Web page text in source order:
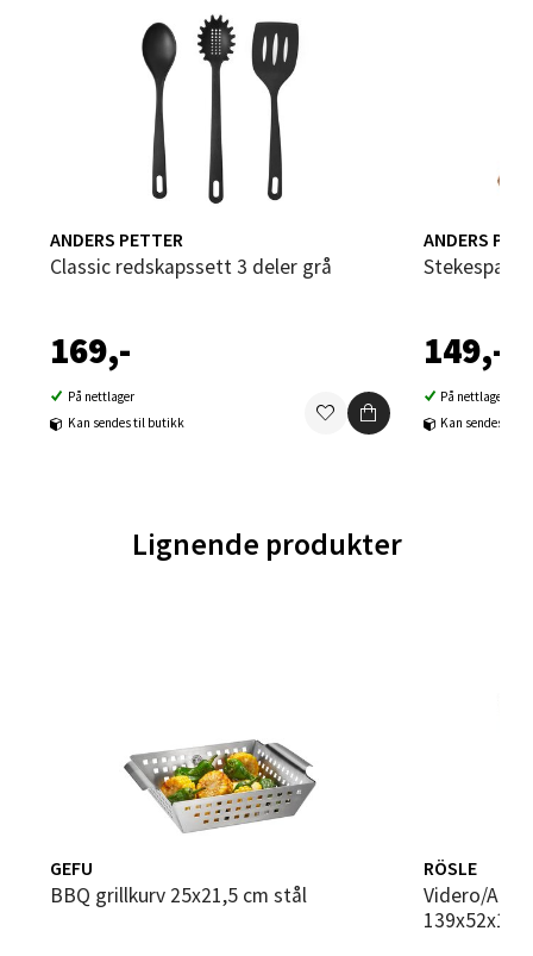
ANDERS PETTER
Classic redskapssett 3 deler grå
169,-
På nettlager
Kan sendes til butikk
ANDERS
149,-
På nettlager
Kan sendes til
Lignende produkter
GEFU
BBQ grillkurv 25x21,5 cm stål
RÖSLE
Videro/AllFlame 4 grilltrekk
0 i butikk
Sandvika - Thon Senter Sandvika
Brodtkorbsgate 7, 1338 Sandvika
Velg
Trondheim - Sirkus Shopping
Falkenborgveien 5, 7044 Trondheim
Åpent i dag 09-21